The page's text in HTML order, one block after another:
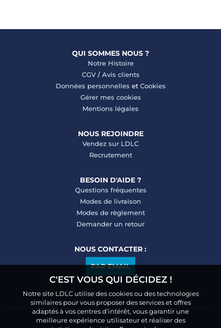
QUI SOMMES NOUS ?
Notre Histoire
CGV/ Avis clients
Données personnelles et Cookies
Gérer mes cookies
Mentions légales
NOUS REJOINDRE
Vendez sur LDLC
Recrutement
BESOIN D'AIDE ?
Questions fréquentes
Modes de livraison
Modes de règlement
Demander un retour
NOUS CONTACTER :
PAR EMAIL
C'EST VOUS QUI DÉCIDEZ !
Notre site LDLC utilise des cookies ou des technologies
similaires pour vous proposer des services et offres
adaptés à vos centres d’intérêt, vous garantir une
meilleure expérience utilisateur et réaliser des